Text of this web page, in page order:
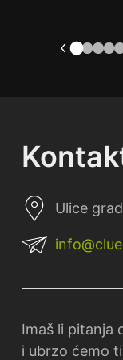
1 2 3 4
Ulice
Imaš li pitanja
i ubrzo ćemo